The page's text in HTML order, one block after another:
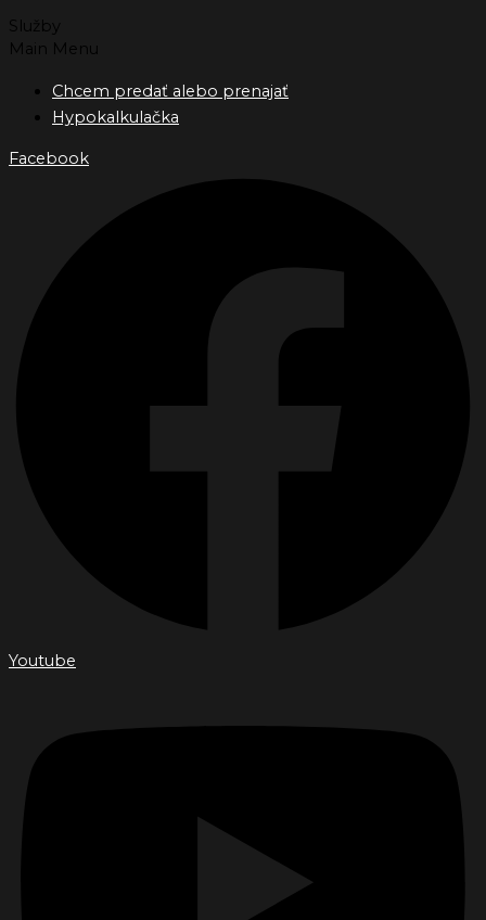
Služby
Main Menu
Chcem predať alebo prenajať
Hypokalkulačka
Facebook
Youtube